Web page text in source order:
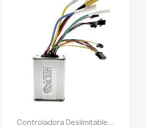
Vista rápida
Controladora Deslimitable...